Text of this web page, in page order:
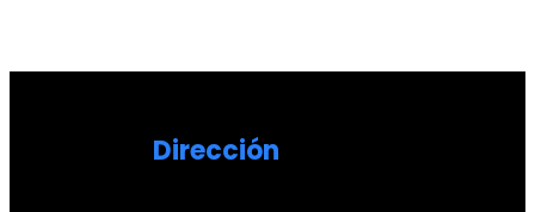
Dirección